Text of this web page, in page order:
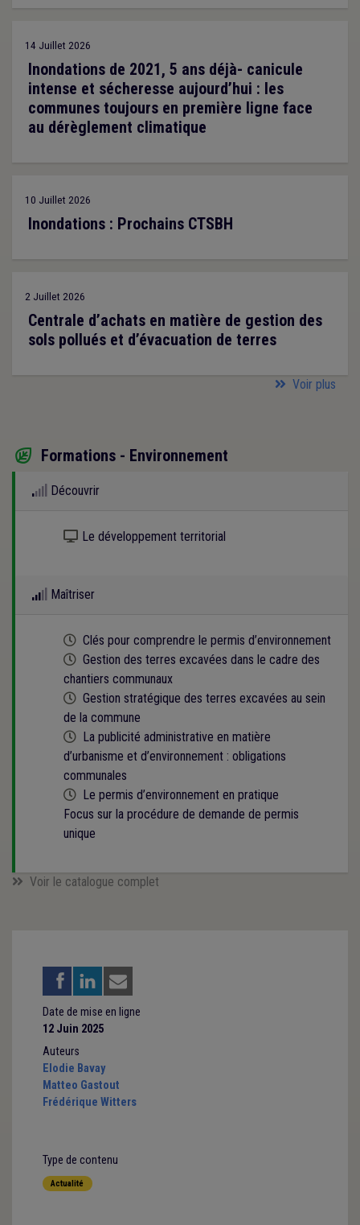
14 Juillet 2026
Inondations de 2021, 5 ans déjà- canicule
intense et sécheresse aujourd’hui : les
communes toujours en première ligne face
au dérèglement climatique
10 Juillet 2026
Inondations : Prochains CTSBH
2 Juillet 2026
Centrale d’achats en matière de gestion des
sols pollués et d’évacuation de terres
Voir plus
 Formations - Environnement
Découvrir
Kit numérique gratuit
Le développement territorial
Maîtriser
Cette formation est programmée
Clés pour comprendre le permis d’environnement
Cette formation est programmée
Gestion des terres excavées dans le cadre des
chantiers communaux
Cette formation est programmée
Gestion stratégique des terres excavées au sein
de la commune
Cette formation est programmée
La publicité administrative en matière
d’urbanisme et d’environnement : obligations
communales
Cette formation est programmée
Le permis d’environnement en pratique
Focus sur la procédure de demande de permis
unique
Voir le catalogue complet
Date de mise en ligne
12 Juin 2025
Auteurs
Elodie Bavay
Matteo Gastout
Frédérique Witters
Type de contenu
Actualité